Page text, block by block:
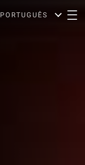
PORTUGUÊS